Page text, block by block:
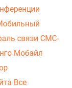
связи СМС-
Мобайл
Все